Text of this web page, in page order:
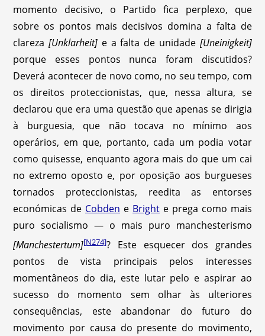
momento decisivo, o Partido fica perplexo, que
sobre os pontos mais decisivos domina a falta de
clareza [Unklarheit] e a falta de unidade [Uneinigkeit]
porque esses pontos nunca foram discutidos?
Deverá acontecer de novo como, no seu tempo, com
os direitos proteccionistas, que, nessa altura, se
declarou que era uma questão que apenas se dirigia
à burguesia, que não tocava no mínimo aos
operários, em que, portanto, cada um podia votar
como quisesse, enquanto agora mais do que um cai
no extremo oposto e, por oposição aos burgueses
tornados proteccionistas, reedita as entorses
económicas de Cobden e Bright e prega como mais
puro socialismo — o mais puro manchesterismo
[Manchestertum][N274]? Este esquecer dos grandes
pontos de vista principais pelos interesses
momentâneos do dia, este lutar pelo e aspirar ao
sucesso do momento sem olhar às ulteriores
consequências, este abandonar do futuro do
movimento por causa do presente do movimento,